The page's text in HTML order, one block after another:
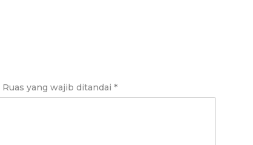
Ruas yang wajib ditandai *